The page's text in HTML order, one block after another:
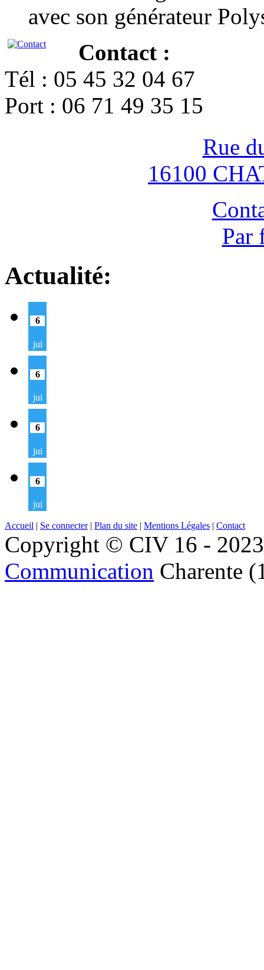
avec son générateur
Contact :
Tél : 05 45 32 04 67
Port : 06 71 49 35 15
Rue
16100
Par
Actualité:
6
jui
6
jui
6
jui
6
jui
Accueil | Se connecter| Plan du site | Mentions Légales | Contact
Copyright © CIV 16 -
Communication Charente